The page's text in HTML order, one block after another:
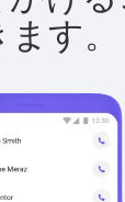
す。